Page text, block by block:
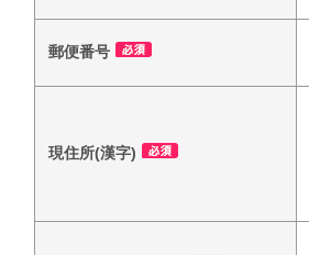
郵便番号
現住所(漢字)